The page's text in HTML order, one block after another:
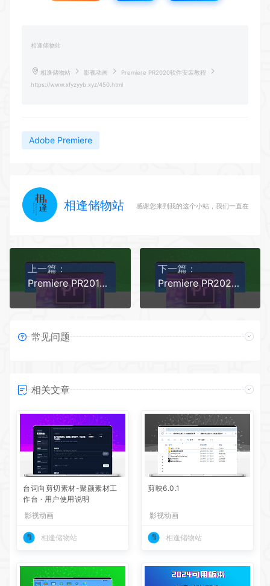
相逢储物站
相逢储物站 影视动画
Premiere PR2020软件安装教程
https://www.xfyzyyb.xyz/450.html
Adobe Premiere
相逢储物站 感谢您来到我的这个小站，我们一直在路上
上一篇：
Premiere PR2019软件安装教程
下一篇：
Premiere PR2021软件安装教程
常见问题
相关文章
台词向剪切素材-聚颜素材工
作台 · 用户使用说明
影视动画
相逢储物站
剪映6.0.1
影视动画
相逢储物站